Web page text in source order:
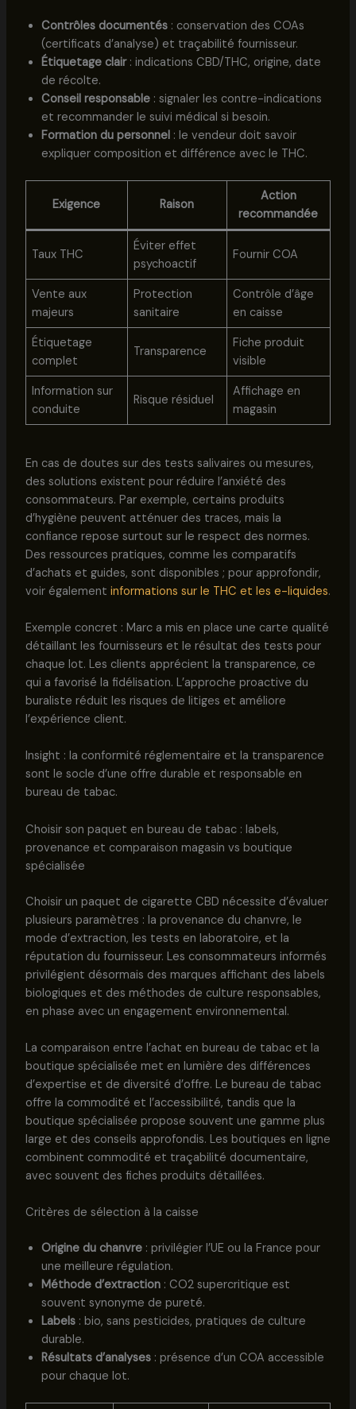
Contrôles documentés: conservation des COAs
(certificats d’analyse) et traçabilité fournisseur.
Étiquetage clair: indications CBD/THC, origine, date
de récolte.
Conseil responsable: signaler les contre-indications
et recommander le suivi médical si besoin.
Formation du personnel: le vendeur doit savoir
expliquer composition et différence avec le THC.
Exigence Raison
Action
recommandée
Taux THC
Éviter effet
psychoactif
Fournir COA
Vente aux
majeurs
Protection
sanitaire
Contrôle d’âge
en caisse
Étiquetage
complet
Transparence
Fiche produit
visible
Information sur
conduite
Risque résiduel
Affichage en
magasin
En cas de doutes sur des tests salivaires ou mesures,
des solutions existent pour réduire l’anxiété des
consommateurs. Par exemple, certains produits
d’hygiène peuvent atténuer des traces, mais la
confiance repose surtout sur le respect des normes.
Des ressources pratiques, comme les comparatifs
d’achats et guides, sont disponibles ; pour approfondir,
voir également informations sur le THC et les e-liquides.
Exemple concret : Marc a mis en place une carte qualité
détaillant les fournisseurs et le résultat des tests pour
chaque lot. Les clients apprécient la transparence, ce
qui a favorisé la fidélisation. L’approche proactive du
buraliste réduit les risques de litiges et améliore
l’expérience client.
Insight : la conformité réglementaire et la transparence
sont le socle d’une offre durable et responsable en
bureau de tabac.
Choisir son paquet en bureau de tabac : labels,
provenance et comparaison magasin vs boutique
spécialisée
Choisir un paquet de cigarette CBD nécessite d’évaluer
plusieurs paramètres : la provenance du chanvre, le
mode d’extraction, les tests en laboratoire, et la
réputation du fournisseur. Les consommateurs informés
privilégient désormais des marques affichant des labels
biologiques et des méthodes de culture responsables,
en phase avec un engagement environnemental.
La comparaison entre l’achat en bureau de tabac et la
boutique spécialisée met en lumière des différences
d’expertise et de diversité d’offre. Le bureau de tabac
offre la commodité et l’accessibilité, tandis que la
boutique spécialisée propose souvent une gamme plus
large et des conseils approfondis. Les boutiques en ligne
combinent commodité et traçabilité documentaire,
avec souvent des fiches produits détaillées.
Critères de sélection à la caisse
Origine du chanvre: privilégier l’UE ou la France pour
une meilleure régulation.
Méthode d’extraction: CO2 supercritique est
souvent synonyme de pureté.
Labels: bio, sans pesticides, pratiques de culture
durable.
Résultats d’analyses: présence d’un COA accessible
pour chaque lot.